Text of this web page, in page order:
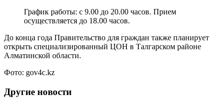
График работы: с 9.00 до 20.00 часов. Прием
осуществляется до 18.00 часов.
До конца года Правительство для граждан также планирует
открыть специализированный ЦОН в Талгарском районе
Алматинской области.
Фото: gov4c.kz
Другие новости